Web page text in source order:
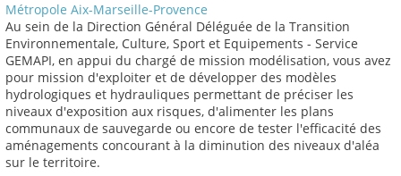
Métropole Aix-Marseille-Provence
Au sein de la Direction Général Déléguée de la Transition
Environnementale, Culture, Sport et Equipements - Service
GEMAPI, en appui du chargé de mission modélisation, vous avez
pour mission d'exploiter et de développer des modèles
hydrologiques et hydrauliques permettant de préciser les
niveaux d'exposition aux risques, d'alimenter les plans
communaux de sauvegarde ou encore de tester l'efficacité des
aménagements concourant à la diminution des niveaux d'aléa
sur le territoire.